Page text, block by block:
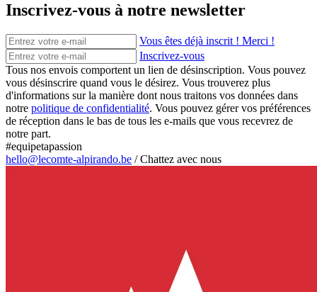
Inscrivez-vous à notre newsletter
Vous êtes déjà inscrit ! Merci !
Inscrivez-vous
Tous nos envois comportent un lien de désinscription. Vous pouvez
vous désinscrire quand vous le désirez. Vous trouverez plus
d'informations sur la manière dont nous traitons vos données dans
notre politique de confidentialité. Vous pouvez gérer vos préférences
de réception dans le bas de tous les e-mails que vous recevrez de
notre part.
#equipetapassion
hello@lecomte-alpirando.be /Chattez avec nous